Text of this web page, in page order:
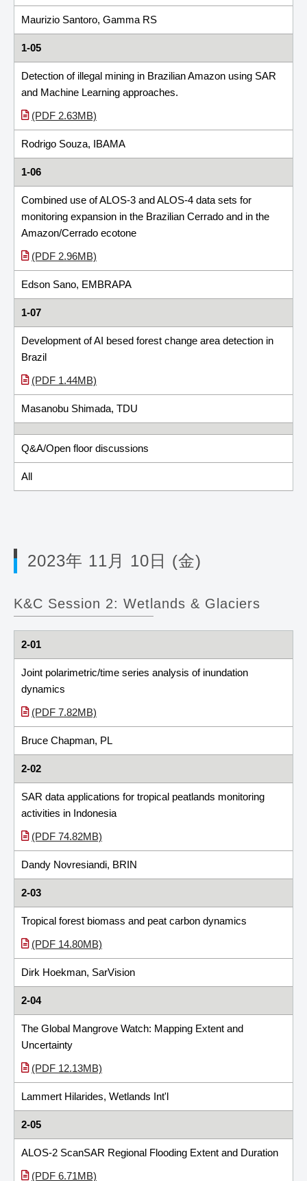
Maurizio Santoro, Gamma RS
1-05
Detection of illegal mining in Brazilian Amazon using SAR
and Machine Learning approaches.
(PDF 2.63MB)
Rodrigo Souza, IBAMA
1-06
Combined use of ALOS-3 and ALOS-4 data sets for
monitoring expansion in the Brazilian Cerrado and in the
Amazon/Cerrado ecotone
(PDF 2.96MB)
Edson Sano, EMBRAPA
1-07
Development of AI besed forest change area detection in
Brazil
(PDF 1.44MB)
Masanobu Shimada, TDU
Q&A/Open floor discussions
All
2023年 11月 10日 (金)
K&C Session 2: Wetlands & Glaciers
2-01
Joint polarimetric/time series analysis of inundation
dynamics
(PDF 7.82MB)
Bruce Chapman, PL
2-02
SAR data applications for tropical peatlands monitoring
activities in Indonesia
(PDF 74.82MB)
Dandy Novresiandi, BRIN
2-03
Tropical forest biomass and peat carbon dynamics
(PDF 14.80MB)
Dirk Hoekman, SarVision
2-04
The Global Mangrove Watch: Mapping Extent and
Uncertainty
(PDF 12.13MB)
Lammert Hilarides, Wetlands Int'l
2-05
ALOS-2 ScanSAR Regional Flooding Extent and Duration
(PDF 6.71MB)